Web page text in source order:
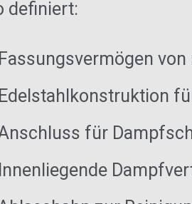
definiert:
für